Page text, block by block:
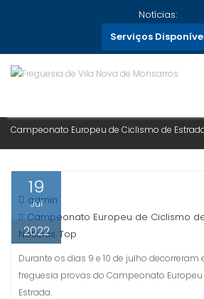
Notícias:
Serviços
CAMPEONATO
CICLISMO DE
Campeonato Europeu de Ciclismo de
19
Jul
2022
admin
Campeonato Europeu de Ciclismo
Notícias Top
Durante os dias 9 e 10 de julho decorreram
freguesia provas do Campeonato
Estrada.